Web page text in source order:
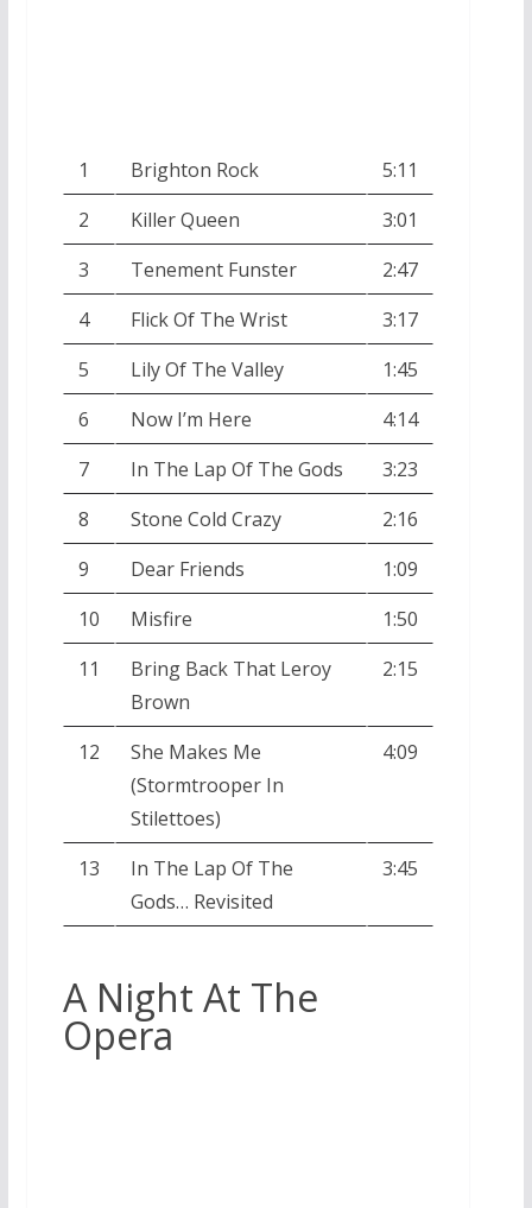
1 Brighton Rock
5:11
2
Killer Queen
3:01
3
Tenement Funster
2:47
4
Flick Of The Wrist
3:17
5
Lily Of The Valley
1:45
6
Now I’m Here
4:14
7
In The Lap Of The Gods
3:23
8
Stone Cold Crazy
2:16
9
Dear Friends
1:09
10
Misfire
1:50
11
Bring Back That Leroy
Brown
2:15
12
She Makes Me
(Stormtrooper In
Stilettoes)
4:09
13
In The Lap Of The
Gods… Revisited
3:45
A Night At The
Opera